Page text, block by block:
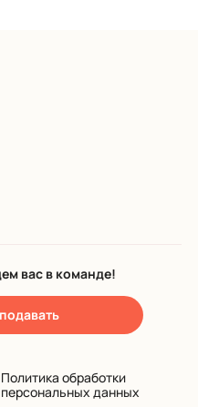
вас в команде!
Политика обработки
персональных данных